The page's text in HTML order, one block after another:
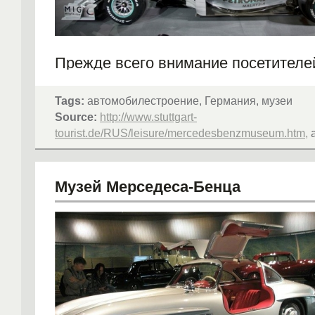
Прежде всего внимание
гоночный автомобиль «Серебряная
на которм Боб Бурман в 1911 году
сенсационный мировой рекорд,
скорость в 228 км.
Tags: автомобилестроение, Германия, музеи
Source: http://www.stuttgart-
tourist.de/RUS/leisure/mercedesbenzmuseum.htm,
Музей Мерседеса-Бенца